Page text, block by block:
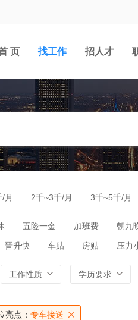
页 找工作 招人才
月 2千~3千/月 3千~5千/月
五险一金 加班费 朝九
晋升快 车贴 房贴 压力
工作性质 学历要求
亮点： 专车接送